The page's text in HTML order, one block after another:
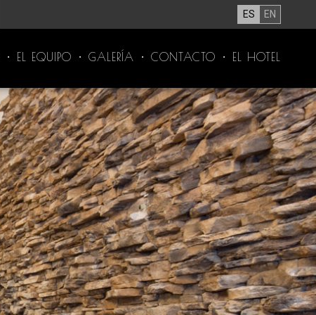
ES EN
EL EQUIPO GALERÍA CONTACTO EL HOTEL